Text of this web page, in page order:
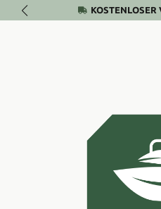
Zum Hauptinhalt springen
KOSTENLOSER